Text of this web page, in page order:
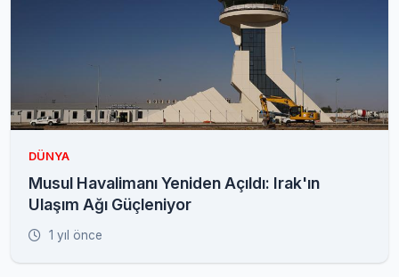
DÜNYA
Musul Havalimanı Yeniden Açıldı: Irak'ın
Ulaşım Ağı Güçleniyor
1 yıl önce